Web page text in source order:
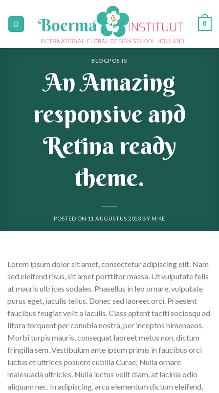
content
0
BLOGPOSTS
An Amazing
responsive and
Retina ready
theme.
POSTED ON 11 AUGUSTUS 2013 BY MIKE
Lorem ipsum dolor sit amet, consectetur adipiscing elit. Nam
sed eleifend risus, sit amet porttitor massa. Ut vulputate felis
at mauris ultrices sodales. Phasellus in leo ornare, vulputate
purus eget, iaculis tellus. Donec sed laoreet orci. Praesent
faucibus feugiat velit a iaculis. Class aptent taciti sociosqu ad
litora torquent per conubia nostra, per inceptos himenaeos.
Morbi turpis mauris, consequat laoreet metus non, dictum
fringilla sem. Vestibulum ante ipsum primis in faucibus orci
luctus et ultrices posuere cubilia Curae; Nulla ornare
malesuada ultricies. Nulla luctus velit diam, at lacinia odio
aliquam nec. In adipiscing, arcu elementum dictum eleifend,